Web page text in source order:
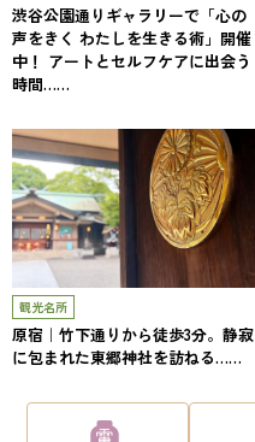
渋谷公園通りギャラリーで「心の
声をきく わたしを生きる術」開催
中！ アートとセルフケアに出会う
時間……
観光名所
原宿｜竹下通りから徒歩3分。静寂
に包まれた東郷神社を訪ねる……